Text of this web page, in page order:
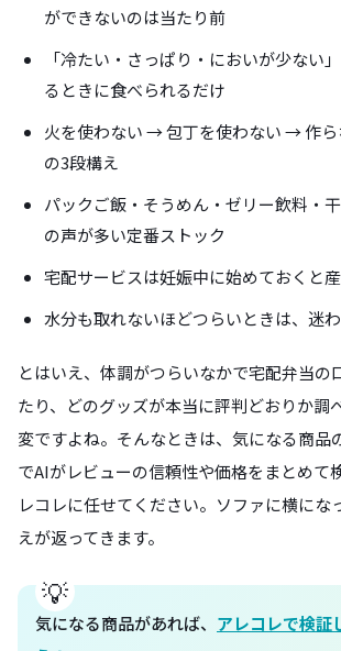
ができないのは当たり前
「冷たい・さっぱり・においが少ない
るときに食べられるだけ
火を使わない → 包丁を使わない → 作ら
の3段構え
パックご飯・そうめん・ゼリー飲料・
の声が多い定番ストック
宅配サービスは妊娠中に始めておくと
水分も取れないほどつらいときは、迷
とはいえ、体調がつらいなかで宅配弁当の
たり、どのグッズが本当に評判どおりか調
変ですよね。そんなときは、気になる商品
でAIがレビューの信頼性や価格をまとめて
レコレに任せてください。ソファに横にな
えが返ってきます。
気になる商品があれば、 アレコレで検証